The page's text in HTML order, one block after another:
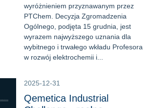
wyróżnieniem przyznawanym przez
PTChem. Decyzja Zgromadzenia
Ogólnego, podjęta 15 grudnia, jest
wyrazem najwyższego uznania dla
wybitnego i trwałego wkładu Profesora
w rozwój elektrochemii i...
2025-12-31
Qemetica Industrial